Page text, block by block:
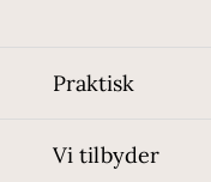
Praktisk
Vi tilbyder